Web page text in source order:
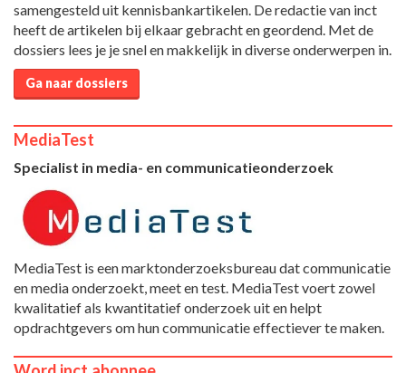
samengesteld uit kennisbankartikelen. De redactie van inct
heeft de artikelen bij elkaar gebracht en geordend. Met de
dossiers lees je je snel en makkelijk in diverse onderwerpen in.
Ga naar dossiers
MediaTest
Specialist in media- en communicatieonderzoek
MediaTest is een marktonderzoeksbureau dat communicatie
en media onderzoekt, meet en test. MediaTest voert zowel
kwalitatief als kwantitatief onderzoek uit en helpt
opdrachtgevers om hun communicatie effectiever te maken.